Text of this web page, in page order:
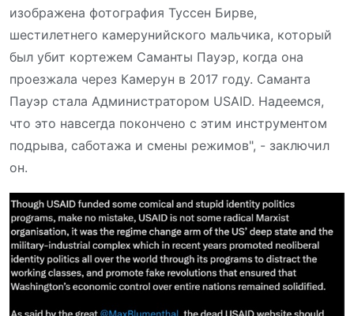
изображена фотография Туссен Бирве,
шестилетнего камерунийского мальчика, который
был убит кортежем Саманты Пауэр, когда она
проезжала через Камерун в 2017 году. Саманта
Пауэр стала Администратором USAID. Надеемся,
что это навсегда покончено с этим инструментом
подрыва, саботажа и смены режимов", - заключил
он.